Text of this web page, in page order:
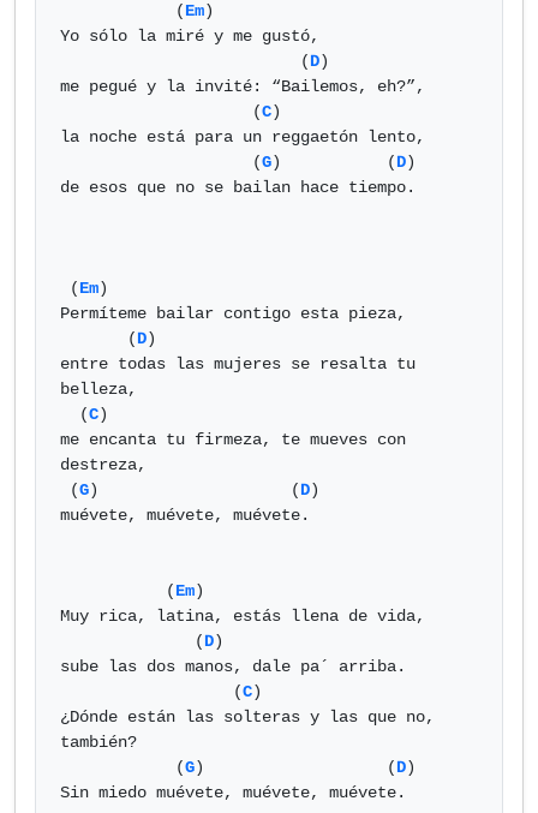
            (
Em)
Yo sólo la miré y me gustó,
                         (
D)
me pegué y la invité: “Bailemos, eh?”,
                    (
C)
la noche está para un reggaetón lento,
                    (
G)           (D)
de esos que no se bailan hace tiempo.
(Em)
Permíteme bailar contigo esta pieza,
       (
D)
entre todas las mujeres se resalta tu
belleza,
  (
C)
me encanta tu firmeza, te mueves con
destreza,
(G)                    (D)
muévete, muévete, muévete.
           (
Em)
Muy rica, latina, estás llena de vida,
              (
D)
sube las dos manos, dale pa´ arriba.
                  (
C)
¿Dónde están las solteras y las que no,
también?
            (
G)                   (D)
Sin miedo muévete, muévete, muévete.